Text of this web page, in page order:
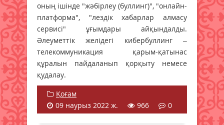
оның ішінде "жәбірлеу (буллинг)", "онлайн-
платформа", "лездік хабарлар алмасу
сервисі" ұғымдары айқындалды.
Әлеуметтік желідегі кибербуллинг –
телекоммуникация қарым-қатынас
құралын пайдаланып қорқыту немесе
қудалау.
Қоғам
09 наурыз 2022 ж.
966 0